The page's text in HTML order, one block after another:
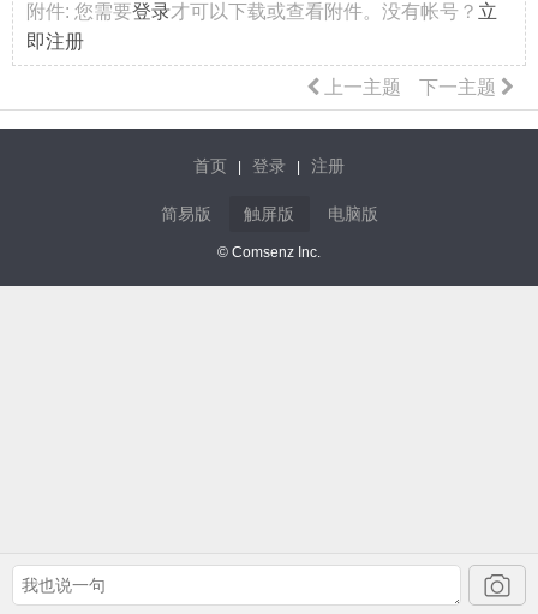
附件: 您需要登录才可以下载或查看附件。没有帐号？ 立
即注册
下一主题
上一主题
首页 登录 注册
简易版 触屏版 电脑版
© Comsenz Inc.